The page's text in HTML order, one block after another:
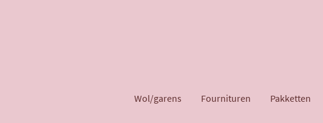
Wol/garens Fournituren Pakketten